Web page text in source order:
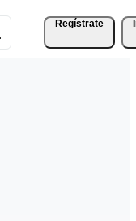
Regístrate